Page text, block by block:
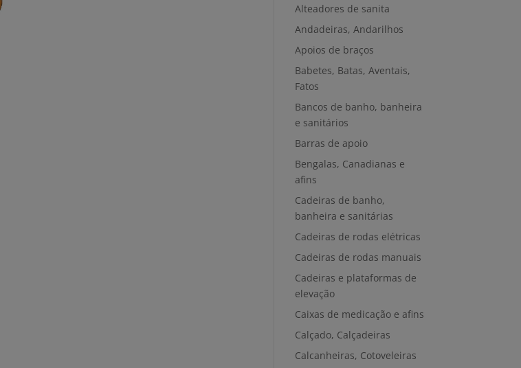
Alteadores de sanita
Andadeiras, Andarilhos
Apoios de braços
Babetes, Batas, Aventais,
Fatos
Bancos de banho, banheira
e sanitários
Barras de apoio
Bengalas, Canadianas e
afins
Cadeiras de banho,
banheira e sanitárias
Cadeiras de rodas elétricas
Cadeiras de rodas manuais
Cadeiras e plataformas de
elevação
Caixas de medicação e afins
Calçado, Calçadeiras
Calcanheiras, Cotoveleiras